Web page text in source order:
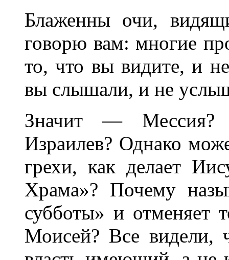
Блаженны очи,
говорю вам: многие
то, что вы видите, и
вы слышали, и не
Значит — Мессия?
Израилев? Однако
грехи, как делает
Храма»? Почему
субботы» и отменяет
Моисей? Все видели,